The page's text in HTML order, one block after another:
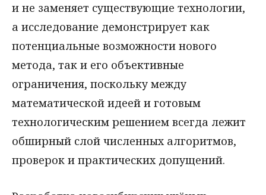
и не заменяет существующие технологии,
а исследование демонстрирует как
потенциальные возможности нового
метода, так и его объективные
ограничения, поскольку между
математической идеей и готовым
технологическим решением всегда лежит
обширный слой численных алгоритмов,
проверок и практических допущений.